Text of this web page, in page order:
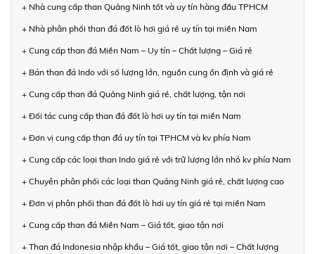
+ Nhà cung cấp than Quảng Ninh tốt và uy tín hàng đầu TPHCM
+ Nhà phân phối than đá đốt lò hơi giá rẻ uy tín tại miền Nam
+ Cung cấp than đá Miền Nam – Uy tín – Chất lượng – Giá rẻ
+ Bán than đá Indo với số lượng lớn, nguồn cung ổn định và giá rẻ
+ Cung cấp than đá Quảng Ninh giá rẻ, chất lượng, tận nơi
+ Đối tác cung cấp than đá đốt lò hơi uy tín tại miền Nam
+ Đơn vị cung cấp than đá uy tín tại TPHCM và kv phía Nam
+ Cung cấp các loại than Indo giá rẻ với trữ lượng lớn nhỏ kv phía Nam
+ Chuyên phân phối các loại than Quảng Ninh giá rẻ, chất lượng cao
+ Đơn vị phân phối than đá đốt lò hơi uy tín giá rẻ tại miền Nam
+ Cung cấp than đá Miền Nam – Giá tốt, giao tận nơi
+ Than đá Indonesia nhập khẩu – Giá tốt, giao tận nơi – Chất lượng